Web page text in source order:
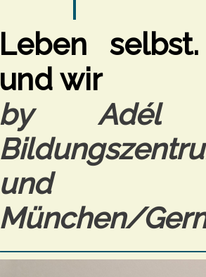
Leben
und wir
by Adél
und
München/